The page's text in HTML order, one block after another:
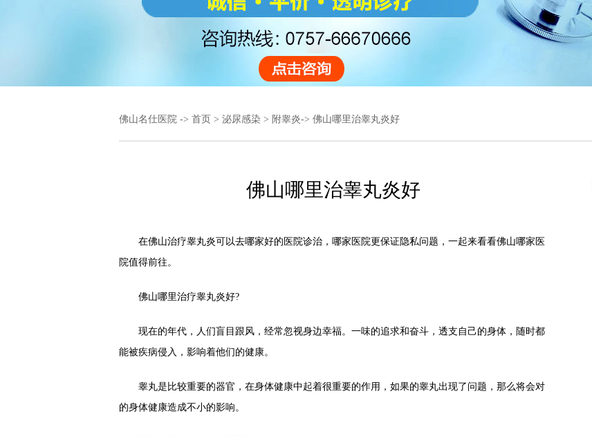
佛山名仕医院 -> 首页 > 泌尿感染 > 附睾炎-> 佛山哪里治睾丸炎好
佛山哪里治睾丸炎好
在佛山治疗睾丸炎可以去哪家好的医院诊治，哪家医院更保证隐私问题，一起来看看佛山哪家医
院值得前往。
佛山哪里治疗睾丸炎好?
现在的年代，人们盲目跟风，经常忽视身边幸福。一味的追求和奋斗，透支自己的身体，随时都
能被疾病侵入，影响着他们的健康。
睾丸是比较重要的器官，在身体健康中起着很重要的作用，如果的睾丸出现了问题，那么将会对
的身体健康造成不小的影响。